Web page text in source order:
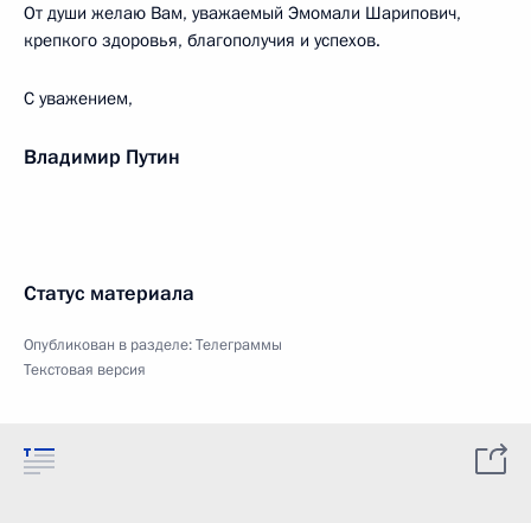
От души желаю Вам, уважаемый Эмомали Шарипович,
крепкого здоровья, благополучия и успехов.
С уважением,
Владимир Путин
Статус материала
Опубликован в разделе:Телеграммы
Текстовая версия